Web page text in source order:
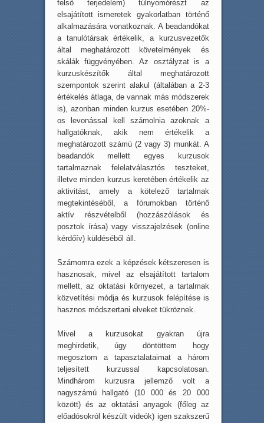
felső terjedelem) túlnyomórészt az
elsajátított ismeretek gyakorlatban történő
alkalmazására vonatkoznak. A beadandókat
a tanulótársak értékelik, a kurzusvezetők
által meghatározott követelmények és
skálák függvényében. Az osztályzat is a
kurzuskészítők által meghatározott
szempontok szerint alakul (általában a 2-3
értékelés átlaga, de vannak más módszerek
is), azonban minden kurzus esetében 20%-
os levonással kell számolnia azoknak a
hallgatóknak, akik nem értékelik a
meghatározott számú (2 vagy 3) munkát. A
beadandók mellett egyes kurzusok
tartalmaznak felelatválasztós teszteket,
illetve minden kurzus keretében értékelik az
aktivitást, amely a kötelező tartalmak
megtekintéséből, a fórumokban történő
aktív részvételből (hozzászólások és
posztok írása) vagy visszajelzések (online
kérdőív) küldéséből áll.
Számomra ezek a képzések kétszeresen is
hasznosak, mivel az elsajátított tartalom
mellett, az oktatási környezet, a tartalmak
közvetítési módja és kurzusok felépítése is
hasznos módszertani elveket tükröznek.
Mivel a kurzusokat gyakran újra
meghirdetik, úgy döntöttem hogy
megosztom a tapasztalataimat a három
teljesített kurzussal kapcsolatosan.
Mindhárom kurzusra jellemző volt a
nagyszámú hallgató (10 000 és 20 000
között) és az oktatási anyagok (főleg az
előadósokról készült videók) igen szakszerű